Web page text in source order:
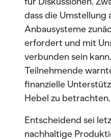
dass die Umstellung
Anbausysteme
erfordert und mit
verbunden sein
Teilnehmende
finanzielle
Hebel zu betrachten.
Entscheidend sei
nachhaltige